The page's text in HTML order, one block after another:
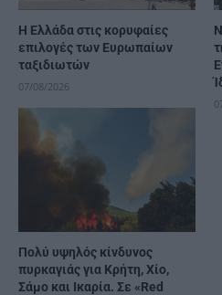
Η Ελλάδα στις κορυφαίες
επιλογές των Ευρωπαίων
ταξιδιωτών
07/08/2026
Πολύ υψηλός κίνδυνος
πυρκαγιάς για Κρήτη, Χίο,
Σάμο και Ικαρία. Σε «Red